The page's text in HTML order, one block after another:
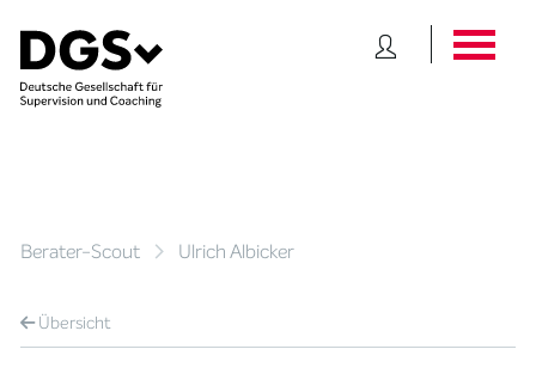
Berater-Scout Ulrich Albicker
Übersicht